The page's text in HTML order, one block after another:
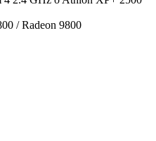
/ Radeon 9800